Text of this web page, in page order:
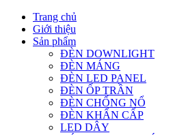
Trang chủ
Giới thiệu
Sản phẩm
ĐÈN DOWNLIGHT
ĐÈN MÁNG
ĐÈN LED PANEL
ĐÈN ỐP TRẦN
ĐÈN CHỐNG NỔ
ĐÈN KHẨN CẤP
LED DÂY